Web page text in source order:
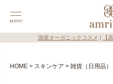
国産オーガニックコスメ 【
HOME スキンケア 雑貨（日用品